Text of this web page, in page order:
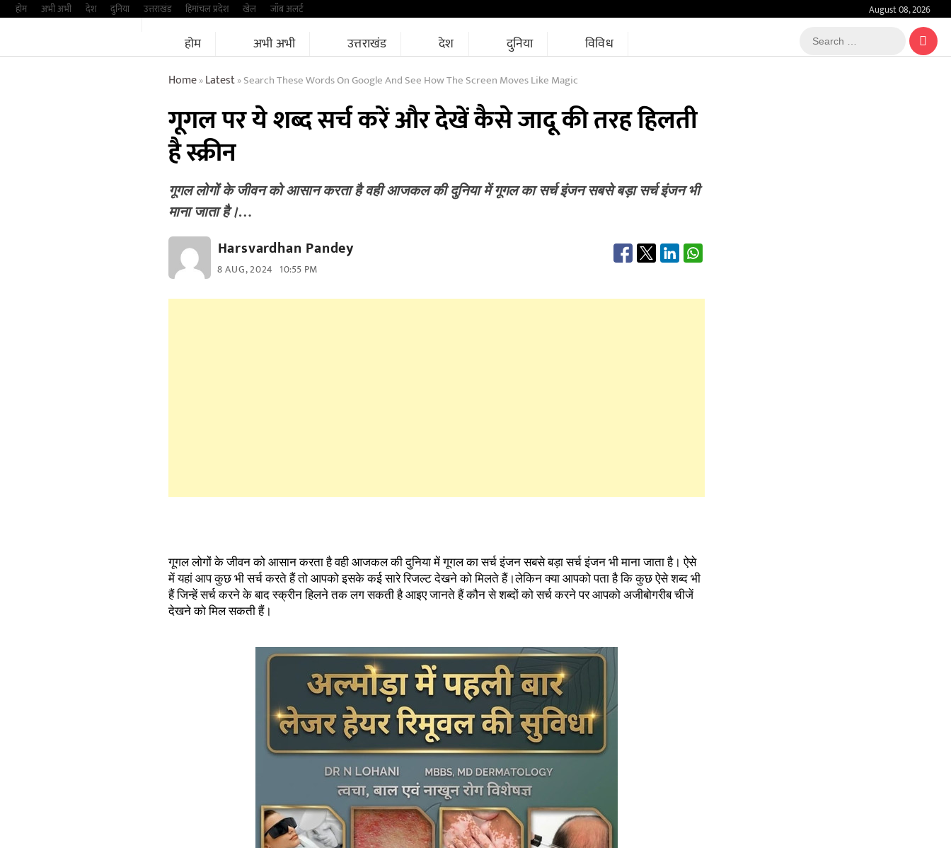
Skipहोम अभी अभी देश दुनिया उत्तराखंड हिमांचल प्रदेश खेल जॉब अलर्ट August 08, 2026
होम अभी अभी उत्तराखंड देश दुनिया विविध
Search
…
Home»Latest»Search These Words On Google And See How The Screen Moves Like Magic
गूगल पर ये शब्द सर्च करें और देखें ​कैसे जादू की तरह हिलती
है स्क्रीन
गूगल लोगों के जीवन को आसान करता है वही आजकल की दुनिया में गूगल का सर्च इंजन सबसे बड़ा सर्च इंजन भी
माना जाता है।…
Harsvardhan Pandey
8 AUG, 2024 10:55 PM
गूगल लोगों के जीवन को आसान करता है वही आजकल की दुनिया में गूगल का सर्च इंजन सबसे बड़ा सर्च इंजन भी माना जाता है। ऐसे
में यहां आप कुछ भी सर्च करते हैं तो आपको इसके कई सारे रिजल्ट देखने को मिलते हैं।लेकिन क्या आपको पता है कि कुछ ऐसे शब्द भी
हैं जिन्हें सर्च करने के बाद स्क्रीन हिलने तक लग सकती है आइए जानते हैं कौन से शब्दों को सर्च करने पर आपको अजीबोगरीब चीजें
देखने को मिल सकती हैं।